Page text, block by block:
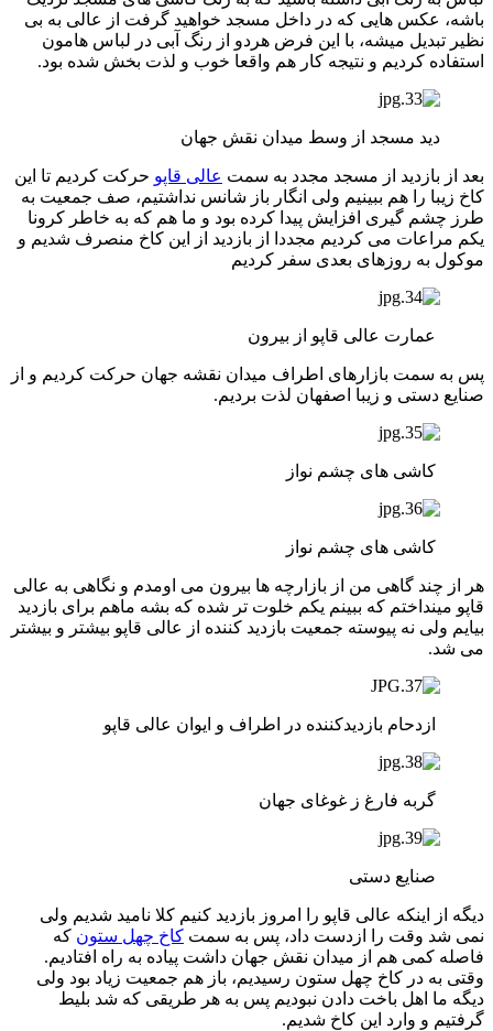
باشه، عکس هایی که در داخل مسجد خواهید گرفت از عالی به بی
نظیر تبدیل میشه، با این فرض هردو از رنگ آبی در لباس هامون
استفاده کردیم و نتیجه کار هم واقعا خوب و لذت بخش شده بود.
دید مسجد از وسط میدان نقش جهان
بعد از بازدید از مسجد مجدد به سمت عالی قاپو حرکت کردیم تا این
کاخ زیبا را هم ببینیم ولی انگار باز شانس نداشتیم، صف جمعیت به
طرز چشم گیری افزایش پیدا کرده بود و ما هم که به خاطر کرونا
یکم مراعات می کردیم مجددا از بازدید از این کاخ منصرف شدیم و
موکول به روزهای بعدی سفر کردیم
عمارت عالی قاپو از بیرون
پس به سمت بازارهای اطراف میدان نقشه جهان حرکت کردیم و از
صنایع دستی و زیبا اصفهان لذت بردیم.
کاشی های چشم نواز
کاشی های چشم نواز
هر از چند گاهی من از بازارچه ها بیرون می اومدم و نگاهی به عالی
قاپو مینداختم که ببینم یکم خلوت تر شده که بشه ماهم برای بازدید
بیایم ولی نه پیوسته جمعیت بازدید کننده از عالی قاپو بیشتر و بیشتر
می شد.
ازدحام بازدیدکننده در اطراف و ایوان عالی قاپو
گربه فارغ ز غوغای جهان
صنایع دستی
دیگه از اینکه عالی قاپو را امروز بازدید کنیم کلا نامید شدیم ولی
نمی شد وقت را ازدست داد، پس به سمت کاخ چهل ستون که
فاصله کمی هم از میدان نقش جهان داشت پیاده به راه افتادیم.
وقتی به در کاخ چهل ستون رسیدیم، باز هم جمعیت زیاد بود ولی
دیگه ما اهل باخت دادن نبودیم پس به هر طریقی که شد بلیط
گرفتیم و وارد این کاخ شدیم.